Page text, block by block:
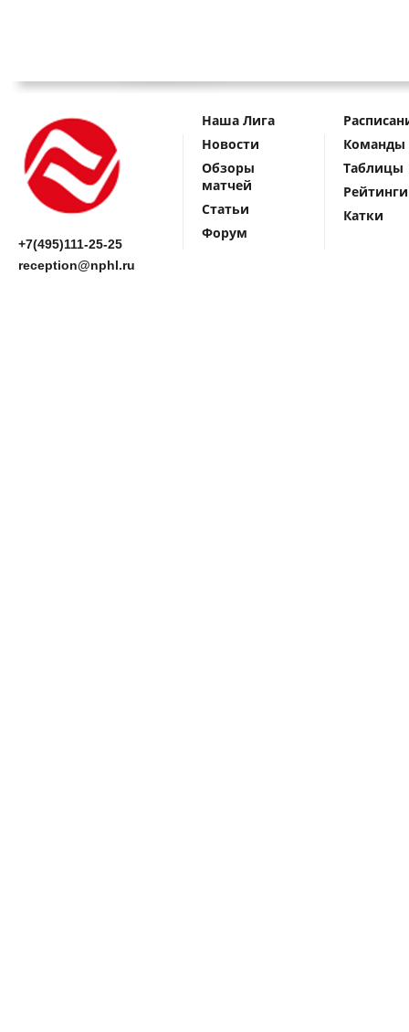
+7(495)111-25-25
reception@nphl.ru
Наша Лига
Новости
Обзоры
матчей
Статьи
Форум
Команды
Таблицы
Рейтинги
Катки